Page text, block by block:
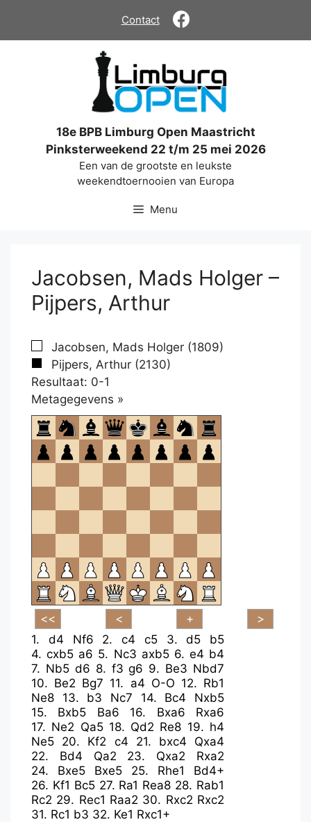
de
Contact
18e BPB Limburg Open Maastricht
Pinksterweekend 22 t/m 25 mei 2026
Een van de grootste en leukste
weekendtoernooien van Europa
Menu
Jacobsen, Mads Holger –
Pijpers, Arthur
Jacobsen, Mads Holger (1809)
Pijpers, Arthur (2130)
Resultaat: 0-1
Metagegevens »
om
te
openen.
1. d4 Nf6 2. c4 c5 3.d5
b5
4.cxb5 a6 5. Nc3 axb5 6. e4 b4
7. Nb5 d6 8. f3 g6 9. Be3 Nbd7
10. Be2 Bg7 11. a4 O-O 12. Rb1
Ne8
13. b3 Nc7 14. Bc4
Nxb5
15. Bxb5 Ba6 16. Bxa6
Rxa6
17. Ne2 Qa5 18. Qd2 Re8 19. h4
Ne5 20. Kf2 c4 21. bxc4
Qxa4
22. Bd4 Qa2 23. Qxa2
Rxa2
24. Bxe5 Bxe5 25. Rhe1
Bd4+
26. Kf1 Bc5 27. Ra1 Rea8 28. Rab1
Rc2 29. Rec1 Raa2 30. Rxc2 Rxc2
31. Rc1 b3 32. Ke1 Rxc1+